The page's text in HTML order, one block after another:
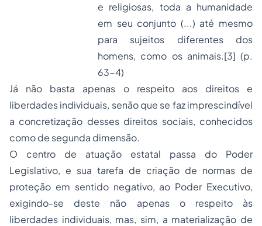
e religiosas, toda a humanidade
em seu conjunto (...) até mesmo
para sujeitos diferentes dos
homens, como os animais.[3] (p.
63-4)
Já não basta apenas o respeito aos direitos e
liberdades individuais, senão que se faz imprescindível
a concretização desses direitos sociais, conhecidos
como de segunda dimensão.
O centro de atuação estatal passa do Poder
Legislativo, e sua tarefa de criação de normas de
proteção em sentido negativo, ao Poder Executivo,
exigindo-se deste não apenas o respeito às
liberdades individuais, mas, sim, a materialização de